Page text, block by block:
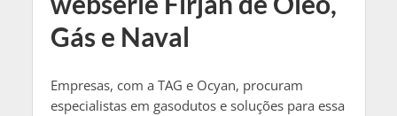
Gás e Naval
Empresas, com a TAG e Ocyan, procuram
especialistas em gasodutos e soluções para essa